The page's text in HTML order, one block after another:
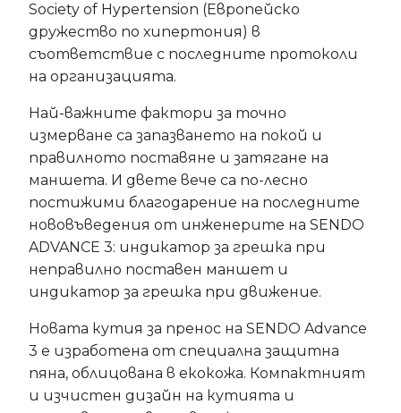
Society of Hypertension (Европейско
дружество по хипертония) в
съответствие с последните протоколи
на организацията.
Най-важните фактори за точно
измерване са запазването на покой и
правилното поставяне и затягане на
маншета. И двете вече са по-лесно
постижими благодарение на последните
нововъведения от инженерите на SENDO
ADVANCE 3: индикатор за грешка при
неправилно поставен маншет и
индикатор за грешка при движение.
Новата кутия за пренос на SENDO Advance
3 е изработена от специална защитна
пяна, облицована в екокожа. Компактният
и изчистен дизайн на кутията и